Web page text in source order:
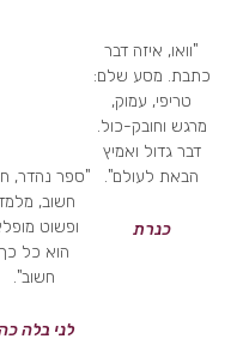
"וואו, איזה דבר
כתבת. מסע שלם:
טריפי, עמוק,
מרגש וחובק-כול.
דבר גדול ואמיץ
הבאת לעולם".
כנרת
"ספר נהדר,
חשוב,
ופשוט
הוא כל כך
חשוב".
לני בלה